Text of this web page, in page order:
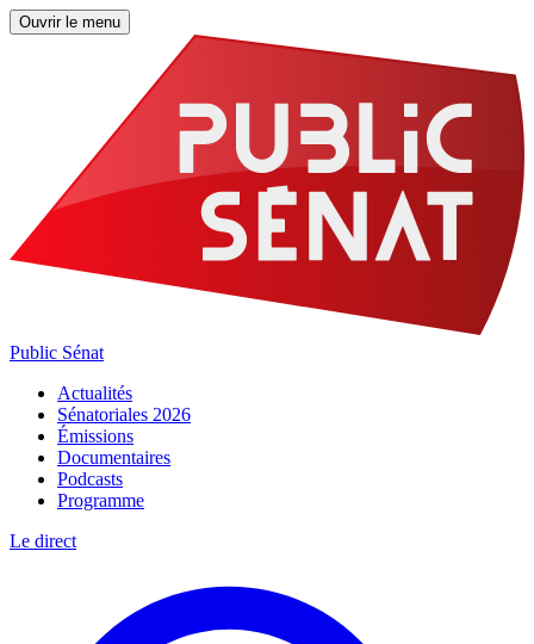
Ouvrir le menu
Public Sénat
Actualités
Sénatoriales 2026
Émissions
Documentaires
Podcasts
Programme
Le direct